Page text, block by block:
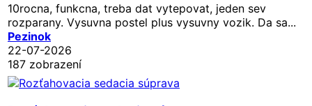
10rocna, funkcna, treba dat vytepovat, jeden sev
rozparany. Vysuvna postel plus vysuvny vozik. Da sa...
Pezinok
22-07-2026
187 zobrazení